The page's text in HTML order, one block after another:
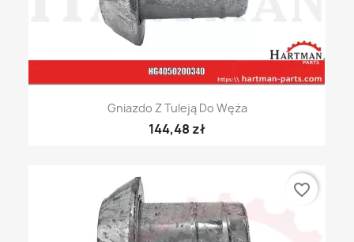
Gniazdo Z Tuleją Do Węża
144,48 zł
favorite_border